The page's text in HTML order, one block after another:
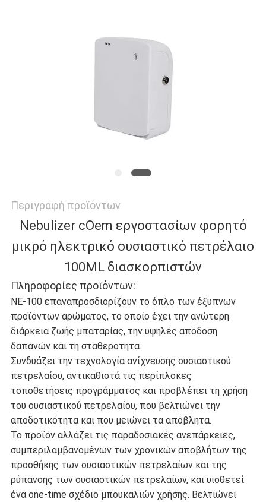
Περιγραφή προϊόντων
Nebulizer cOem εργοστασίων φορητό
μικρό ηλεκτρικό ουσιαστικό πετρέλαιο
100ML διασκορπιστών
Πληροφορίες προϊόντων:
ΝΕ-100 επαναπροσδιορίζουν το όπλο των έξυπνων
προϊόντων αρώματος, το οποίο έχει την ανώτερη
διάρκεια ζωής μπαταρίας, την υψηλές απόδοση
δαπανών και τη σταθερότητα.
Συνδυάζει την τεχνολογία ανίχνευσης ουσιαστικού
πετρελαίου, αντικαθιστά τις περίπλοκες
τοποθετήσεις προγράμματος και προβλέπει τη χρήση
του ουσιαστικού πετρελαίου, που βελτιώνει την
αποδοτικότητα και που μειώνει τα απόβλητα.
Το προϊόν αλλάζει τις παραδοσιακές ανεπάρκειες,
συμπεριλαμβανομένων των χρονικών αποβλήτων της
προσθήκης των ουσιαστικών πετρελαίων και της
ρύπανσης των ουσιαστικών πετρελαίων, και υιοθετεί
ένα one-time σχέδιο μπουκαλιών χρήσης. Βελτιώνει